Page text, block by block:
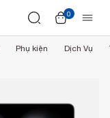
0
Phụ kiện Dịch Vụ